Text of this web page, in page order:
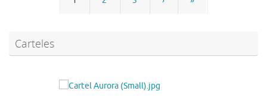
Carteles